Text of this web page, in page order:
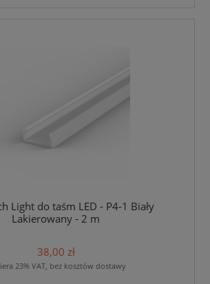
Light do taśm LED - P4-1 Biały
Lakierowany - 2 m
38,00 zł
23% VAT, bez kosztów dostawy